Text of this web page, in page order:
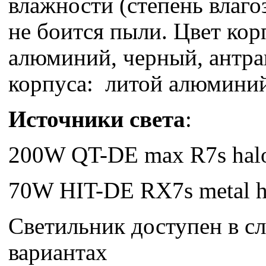
влажности (степень
не боится пыли. Цвет
алюминий, черный,
корпуса: литой
Источники света:
200W QT-DE max R7s
70W HIT-DE RX7s metal
Светильник доступен в
вариантах